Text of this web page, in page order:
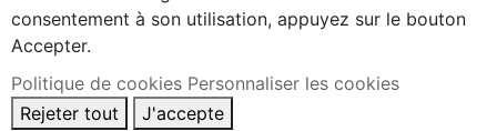
consentement à son utilisation, appuyez sur le bouton
Accepter.
Politique de cookies Personnaliser les cookies
Rejeter tout
J'accepte